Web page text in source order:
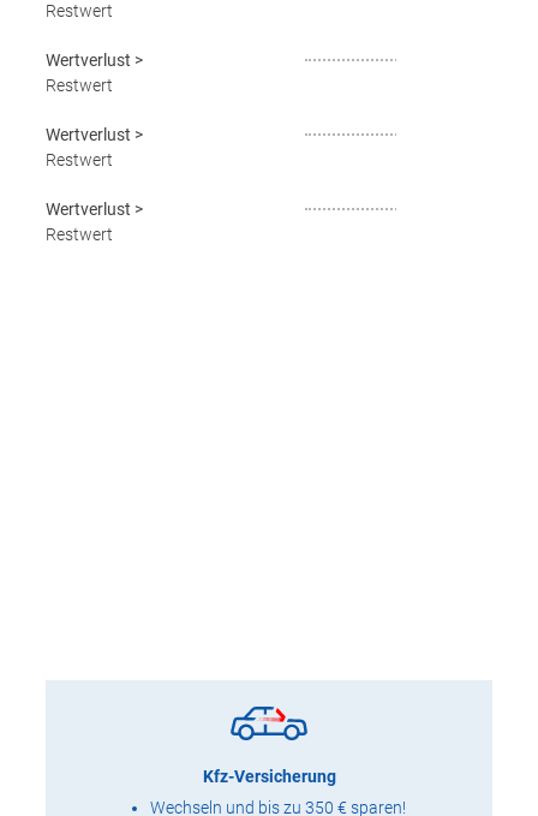
Restwert
Wertverlust >
Restwert
Wertverlust >
Restwert
Wertverlust >
Restwert
Kfz-Versicherung
Wechseln und bis zu 350 € sparen!